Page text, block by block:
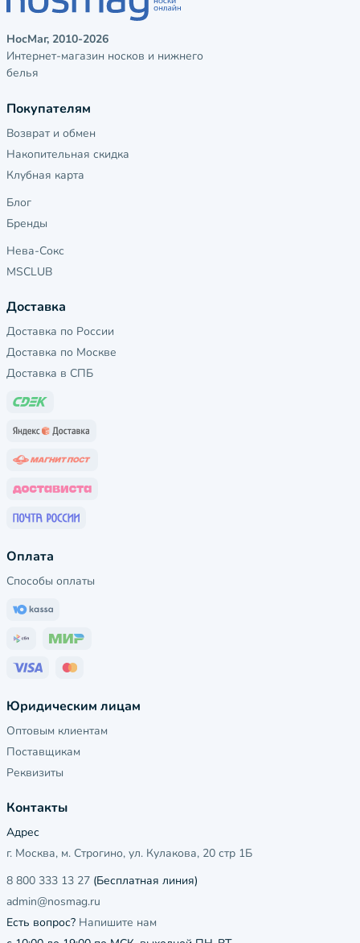
НосМаг, 2010-2026
Интернет-магазин носков и нижнего
белья
Покупателям
Возврат и обмен
Накопительная скидка
Клубная карта
Блог
Бренды
Нева-Сокс
MSCLUB
Доставка
Доставка по России
Доставка по Москве
Доставка в СПБ
Оплата
Способы оплаты
Юридическим лицам
Оптовым клиентам
Поставщикам
Реквизиты
Контакты
Адрес
г. Москва, м. Строгино, ул. Кулакова, 20 стр 1Б
8 800 333 13 27 (Бесплатная линия)
admin@nosmag.ru
Есть вопрос? Напишите нам